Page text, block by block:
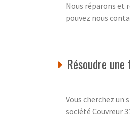
Nous réparons et
pouvez nous
Résoudre
Vous cherchez
société Couvreur